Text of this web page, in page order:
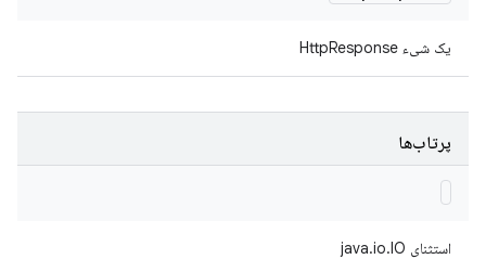
یک شیء HttpResponse
پرتاب‌ها
استثنای java.io.IO